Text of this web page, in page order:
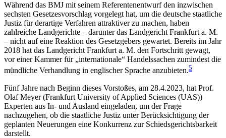
Während das BMJ mit seinem Referentenentwurf den inzwischen
sechsten Gesetzesvorschlag vorgelegt hat, um die deutsche staatliche
Justiz für derartige Verfahren attraktiver zu machen, haben
zahlreiche Landgerichte – darunter das Landgericht Frankfurt a. M.
– nicht auf eine Reaktion des Gesetzgebers gewartet. Bereits im Jahr
2018 hat das Landgericht Frankfurt a. M. den Fortschritt gewagt,
vor einer Kammer für „internationale“ Handelssachen zumindest die
mündliche Verhandlung in englischer Sprache anzubieten.5
Fünf Jahre nach Beginn dieses Vorstoßes, am 28.4.2023, hat Prof.
Olaf Meyer (Frankfurt University of Applied Sciences (UAS))
Experten aus In- und Ausland eingeladen, um der Frage
nachzugehen, ob die staatliche Justiz unter Berücksichtigung der
geplanten Neuerungen eine Konkurrenz zur Schiedsgerichtsbarkeit
darstellt.